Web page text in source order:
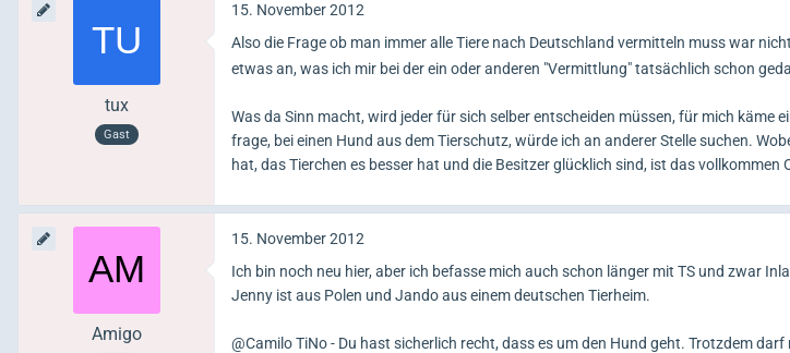
tux
Gast
15. November 2012
Also die Frage ob man immer alle Tiere nach Deutschland vermitteln muss war
etwas an, was ich mir bei der ein oder anderen "Vermittlung" tatsächlich schon
Was da Sinn macht, wird jeder für sich selber entscheiden müssen, für mich käme
frage, bei einen Hund aus dem Tierschutz, würde ich an anderer Stelle suchen.
hat, das Tierchen es besser hat und die Besitzer glücklich sind, ist das vollkommen
Amigo
15. November 2012
Ich bin noch neu hier, aber ich befasse mich auch schon länger mit TS und zwar
Jenny ist aus Polen und Jando aus einem deutschen Tierheim.
@Camilo TiNo - Du hast sicherlich recht, dass es um den Hund geht. Trotzdem